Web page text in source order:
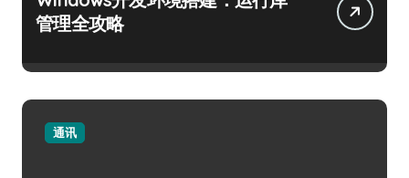
管理全攻略
通讯